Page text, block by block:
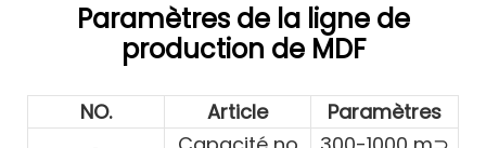
Paramètres de la ligne de
production de MDF
NO. Article
Paramètres